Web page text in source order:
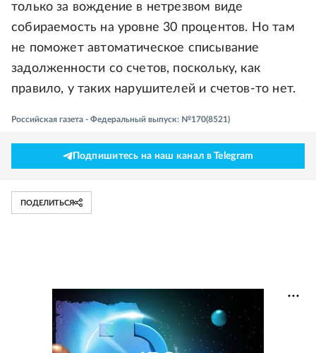
только за вождение в нетрезвом виде
собираемость на уровне 30 процентов. Но там
не поможет автоматическое списывание
задолженности со счетов, поскольку, как
правило, у таких нарушителей и счетов-то нет.
Российская газета - Федеральный выпуск: №170(8521)
Подпишитесь на наш канал в Telegram
ПОДЕЛИТЬСЯ